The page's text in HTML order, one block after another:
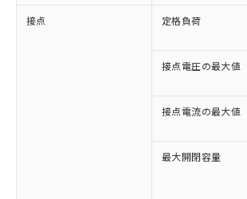
接点 定格負荷
接点電圧の最大値
接点電流の最大値
最大開閉容量